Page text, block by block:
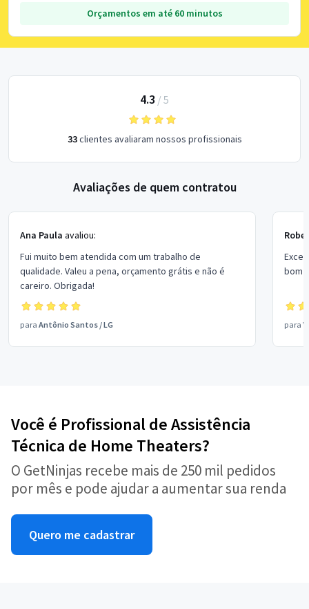
Orçamentos em até 60 minutos
4.3 / 5
33clientes avaliaram nossos profissionais
Avaliações de quem contratou
Ana Paula avaliou:
Fui muito bem atendida com um trabalho de
qualidade. Valeu a pena, orçamento grátis e não é
careiro. Obrigada!
para Antônio Santos /LG
bom
para
Você é Profissional de Assistência
Técnica de Home Theaters?
O GetNinjas recebe mais de 250 mil pedidos
por mês e pode ajudar a aumentar sua renda
Quero me cadastrar